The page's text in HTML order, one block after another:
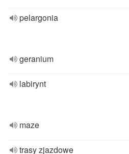
pelargonia
geranium
labirynt
maze
trasy zjazdowe